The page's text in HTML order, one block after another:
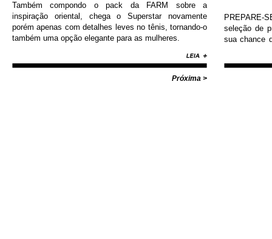
Também compondo o pack da FARM sobre a
inspiração oriental, chega o Superstar novamente
porém apenas com detalhes leves no tênis, tornando-o
também uma opção elegante para as mulheres.
Próxima >
PREPARE-
seleção de
sua chance
Diamond,